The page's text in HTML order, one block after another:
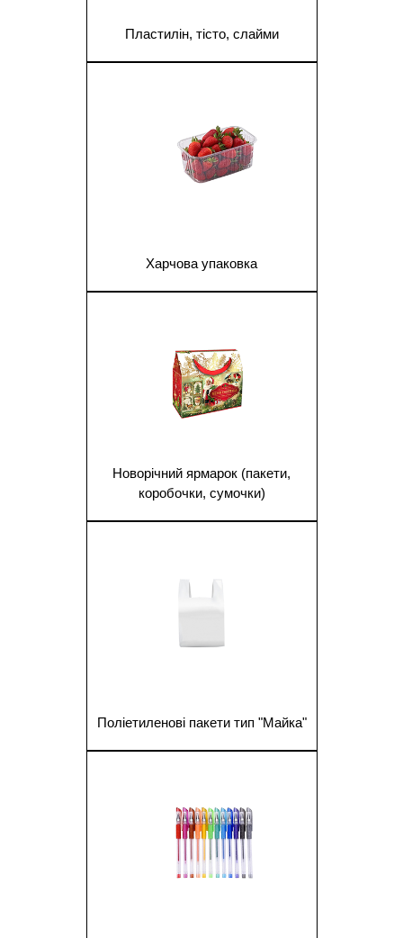
Пластилін, тісто, слайми
Харчова упаковка
Новорічний ярмарок (пакети,
коробочки, сумочки)
Поліетиленові пакети тип "Майка"